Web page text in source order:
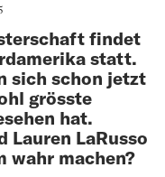
findet
statt.
sich schon jetzt
grösste
hat.
Lauren LaRusso
wahr machen?